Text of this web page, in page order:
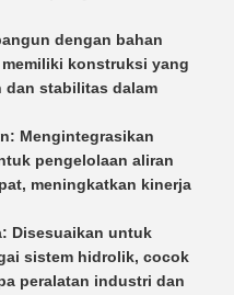
dengan bahan
konstruksi yang
dan stabilitas dalam
Mengintegrasikan
pengelolaan aliran
meningkatkan kinerja
Disesuaikan untuk
sistem hidrolik, cocok
peralatan industri dan